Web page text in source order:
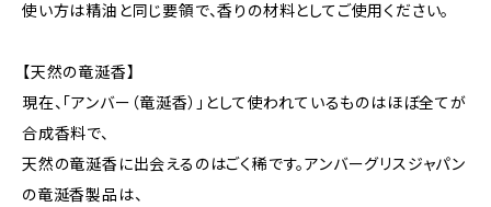
使い方は精油と同じ要領で、香りの材料としてご使用ください。
【天然の竜涎香】
現在、「アンバー（竜涎香）」として使われているものはほぼ全てが
合成香料で、
天然の竜涎香に出会えるのはごく稀です。アンバーグリスジャパン
の竜涎香製品は、